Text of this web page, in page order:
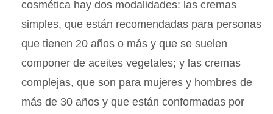
cosmética hay dos modalidades: las cremas
simples, que están recomendadas para personas
que tienen 20 años o más y que se suelen
componer de aceites vegetales; y las cremas
complejas, que son para mujeres y hombres de
más de 30 años y que están conformadas por